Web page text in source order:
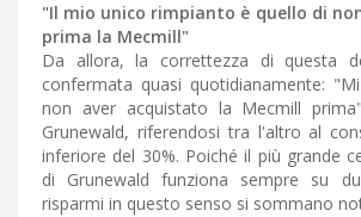
"Il mio unico rimpianto è quello di
prima la Mecmill"
Da allora, la correttezza di questa
confermata quasi quotidianamente:
non aver acquistato la Mecmill
Grunewald, riferendosi tra l'altro al
inferiore del 30%. Poiché il più grande
di Grunewald funziona sempre su
risparmi in questo senso si sommano